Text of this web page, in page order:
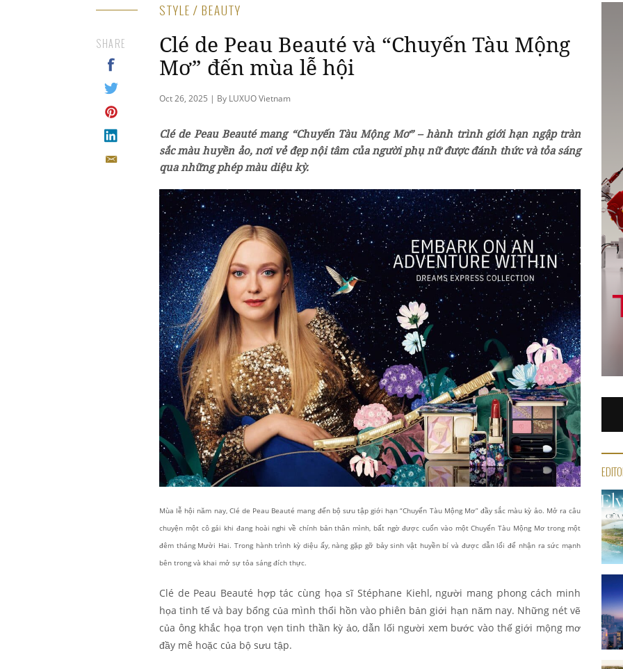
STYLE / BEAUTY
Clé de Peau Beauté và “Chuyến Tàu Mộng
Mơ” đến mùa lễ hội
Oct 26, 2025 | By LUXUO Vietnam
SHARE
Clé de Peau Beauté mang “Chuyến Tàu Mộng Mơ” – hành trình giới hạn ngập tràn
sắc màu huyền ảo, nơi vẻ đẹp nội tâm của người phụ nữ được đánh thức và tỏa sáng
qua những phép màu diệu kỳ.
Mùa lễ hội năm nay, Clé de Peau Beauté mang đến bộ sưu tập giới hạn “Chuyến Tàu Mộng Mơ” đầy sắc màu kỳ ảo. Mở ra câu
chuyện một cô gái khi đang hoài nghi về chính bản thân mình, bất ngờ được cuốn vào một Chuyến Tàu Mộng Mơ trong một
đêm tháng Mười Hai. Trong hành trình kỳ diệu ấy, nàng gặp gỡ bảy sinh vật huyền bí và được dẫn lối để nhận ra sức mạnh
bên trong và khai mở sự tỏa sáng đích thực.
Clé de Peau Beauté hợp tác cùng họa sĩ Stéphane Kiehl, người mang phong cách minh
họa tinh tế và bay bổng của mình thổi hồn vào phiên bản giới hạn năm nay. Những nét vẽ
của ông khắc họa trọn vẹn tinh thần kỳ ảo, dẫn lối người xem bước vào thế giới mộng mơ
đầy mê hoặc của bộ sưu tập.